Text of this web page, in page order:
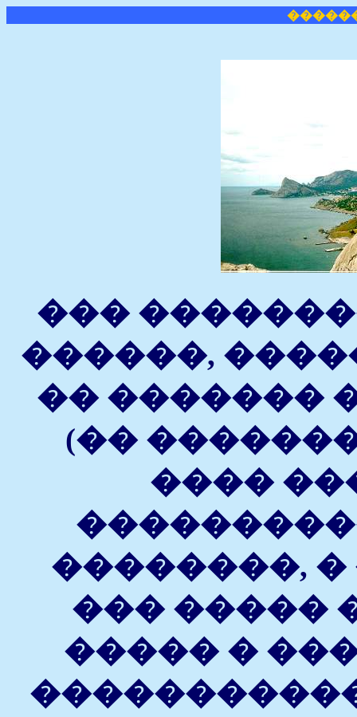
���
������,
�� �������
(��
����
��������, �
��� �����
����� �